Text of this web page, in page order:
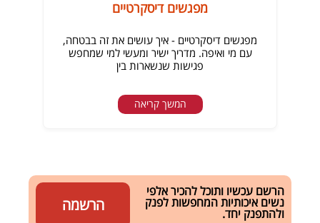
מפגשים דיסקרטיים
מפגשים דיסקרטיים - איך עושים את זה בבטחה,
עם מי ואיפה. מדריך ישיר ומעשי למי שמחפש
פגישות שנשארות בין
המשך קריאה
הרשמה
הרשם עכשיו ותוכל להכיר אלפי
נשים איכותיות המחפשות לפנק
ולהתפנק יחד.